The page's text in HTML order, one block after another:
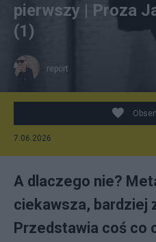
Tak działa państwo. Proza.
pierwszy | Proza
(1)
report
7.06.2026
A dlaczego nie?
ciekawsza, bardziej
Przedstawia coś co